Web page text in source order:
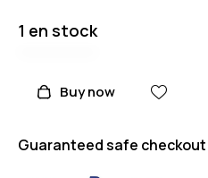
1 en stock
Buy now
Guaranteed safe checkout